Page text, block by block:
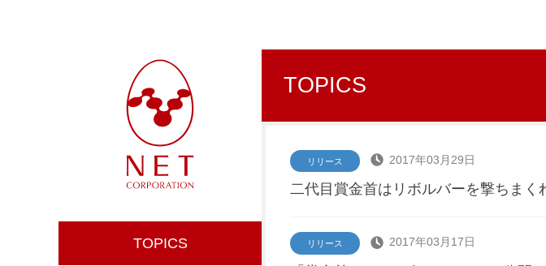
TOPICS
TOPICS
リリース 2017年03月29日
二代目賞金首はリボルバーを撃ちま
リリース 2017年03月17日